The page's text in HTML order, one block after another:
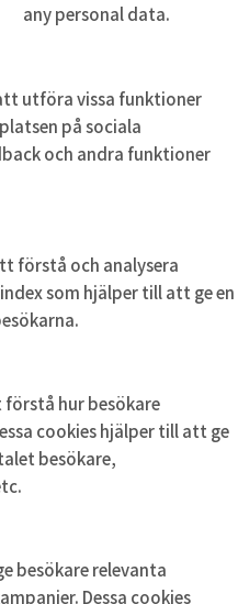
any personal data.
utföra vissa funktioner
på sociala
och andra funktioner
förstå och analysera
som hjälper till att ge en
hur besökare
cookies hjälper till att ge
besökare,
besökare relevanta
Dessa cookies